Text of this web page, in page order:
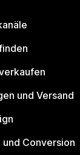
und Versand
Conversion